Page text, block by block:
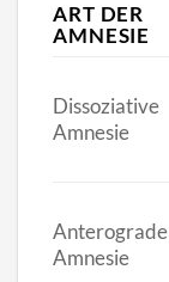
ART DER
AMNESIE
Dissoziative
Amnesie
Anterograde
Amnesie